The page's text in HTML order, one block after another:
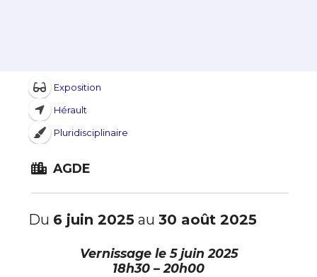
Exposition
Hérault
Pluridisciplinaire
AGDE
Du 6 juin 2025 au 30 août 2025
Vernissage le5 juin 2025
18h30 – 20h00